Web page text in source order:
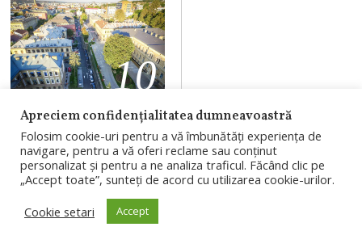
10
AUGUST 6, 2026
Spitalul
Județean de
Urgență Cluj
Apreciem confidențialitatea dumneavoastră
Folosim cookie-uri pentru a vă îmbunătăți experiența de
navigare, pentru a vă oferi reclame sau conținut
personalizat și pentru a ne analiza traficul. Făcând clic pe
„Accept toate”, sunteți de acord cu utilizarea cookie-urilor.
Cookie setari
Accept